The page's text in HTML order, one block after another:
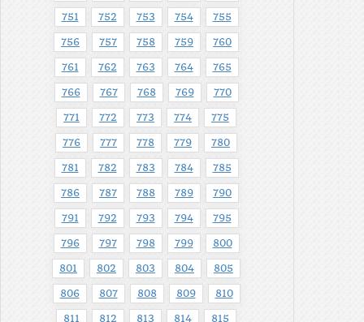
751 752 753 754 755
756 757 758 759 760
761 762 763 764 765
766 767 768 769 770
771 772 773 774 775
776 777 778 779 780
781 782 783 784 785
786 787 788 789 790
791 792 793 794 795
796 797 798 799 800
801 802 803 804 805
806 807 808 809 810
811 812 813 814 815